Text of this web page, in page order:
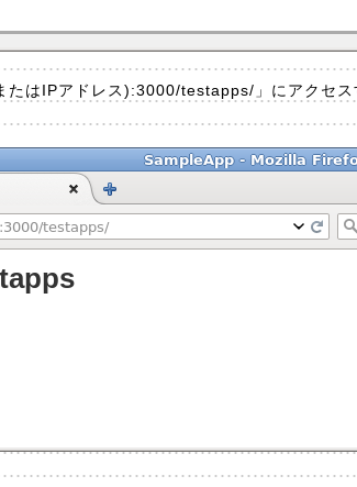
たはIPアドレス):3000/testapps/」にアクセ